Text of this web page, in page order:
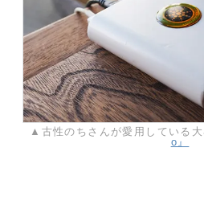
▲古性のちさんが愛用している
o』